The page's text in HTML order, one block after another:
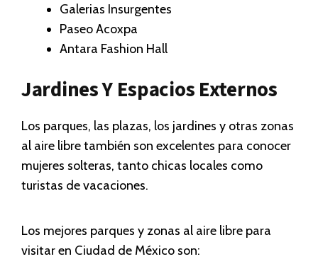
Galerias Insurgentes
Paseo Acoxpa
Antara Fashion Hall
Jardines Y Espacios Externos
Los parques, las plazas, los jardines y otras zonas
al aire libre también son excelentes para conocer
mujeres solteras, tanto chicas locales como
turistas de vacaciones.
Los mejores parques y zonas al aire libre para
visitar en Ciudad de México son: